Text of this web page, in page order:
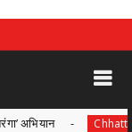
Chhattisgarh